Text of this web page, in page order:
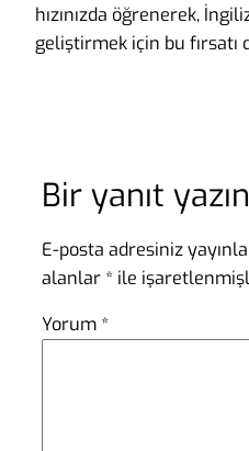
hızınızda öğrenerek,
geliştirmek için bu fırsatı
Bir yanıt yazın
E-posta adresiniz
alanlar * ile
Yorum *